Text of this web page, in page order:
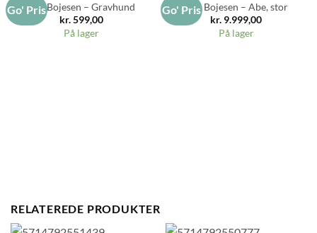
Go' PrisKay Bojesen – Gravhund
kr.599,00
På lager
Go' PrisKay Bojesen – Abe, stor
kr. 9.999,00
På lager
RELATEREDE PRODUKTER